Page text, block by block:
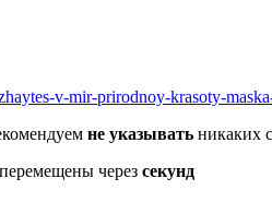
v-mir-prirodnoy-krasoty-
не указывать никаких
через секунд